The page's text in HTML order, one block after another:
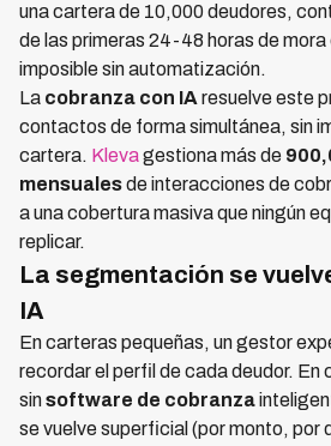
una cartera de 10,000 deudores,
de las primeras 24-48 horas de
imposible sin automatización.
La cobranza con IA resuelve este
contactos de forma simultánea, sin
cartera. Klevagestiona más de
mensualesde interacciones de
a una cobertura masiva que ningún
replicar.
La segmentación se
IA
En carteras pequeñas, un gestor
recordar el perfil de cada deudor. En
sinsoftware de cobranza
se vuelve superficial (por monto, por